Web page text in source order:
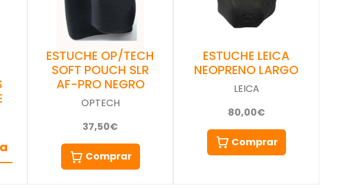
ESTUCHE OP/TECH
SOFT POUCH SLR
AF-PRO NEGRO
OPTECH
37,50€
Comprar
ESTUCHE LEICA
NEOPRENO LARGO
LEICA
80,00€
Comprar